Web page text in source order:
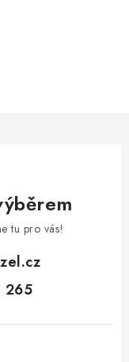
tu pro vás!
265